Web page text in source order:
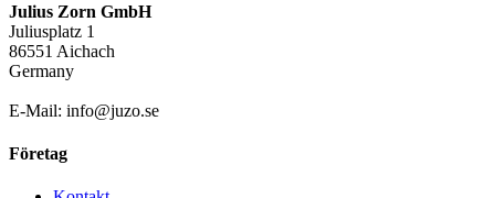
Julius Zorn GmbH
Juliusplatz 1
86551 Aichach
Germany
E-Mail: info@juzo.se
Företag